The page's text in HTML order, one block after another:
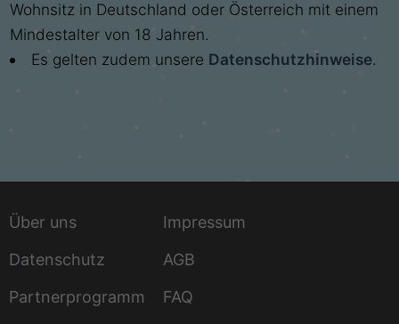
Wohnsitz in Deutschland oder Österreich mit einem
Mindestalter von 18 Jahren.
Es gelten zudem unsere Datenschutzhinweise.
Über uns
Impressum
Datenschutz
AGB
Partnerprogramm
FAQ